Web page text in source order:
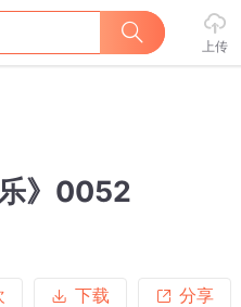
上传
》0052
下载 分享